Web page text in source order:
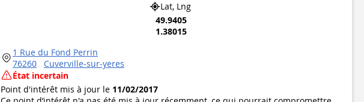
Lat, Lng
49.9405
1.38015
1 Rue du Fond Perrin
76260
Cuverville-sur-yeres
État incertain
Point d'intérêt mis à jour le 11/02/2017